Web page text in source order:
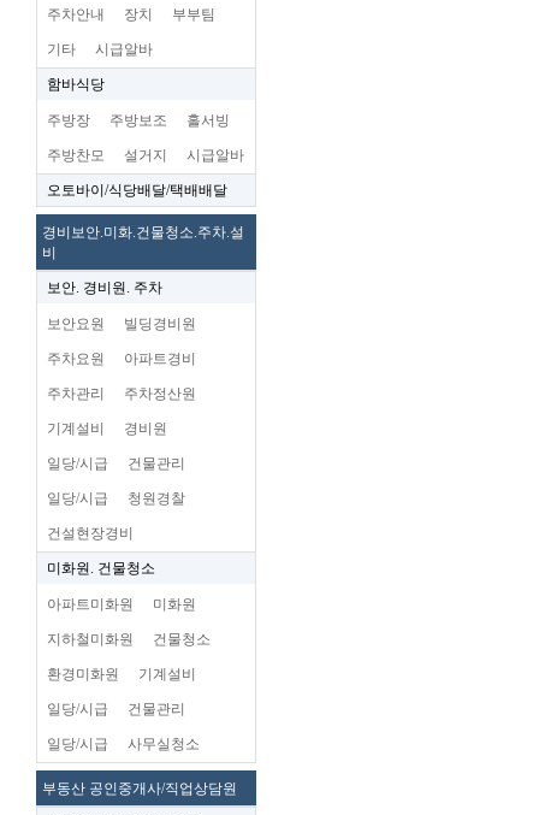
주차안내 장치 부부팀
기타 시급알바
함바식당
주방장 주방보조 홀서빙
주방찬모 설거지 시급알바
오토바이/식당배달/택배배달
경비보안.미화.건물청소.주차.설
비
보안. 경비원. 주차
보안요원 빌딩경비원
주차요원 아파트경비
주차관리 주차정산원
기계설비 경비원
일당/시급 건물관리
일당/시급 청원경찰
건설현장경비
미화원. 건물청소
아파트미화원 미화원
지하철미화원 건물청소
환경미화원 기계설비
일당/시급 건물관리
일당/시급 사무실청소
부동산 공인중개사/직업상담원